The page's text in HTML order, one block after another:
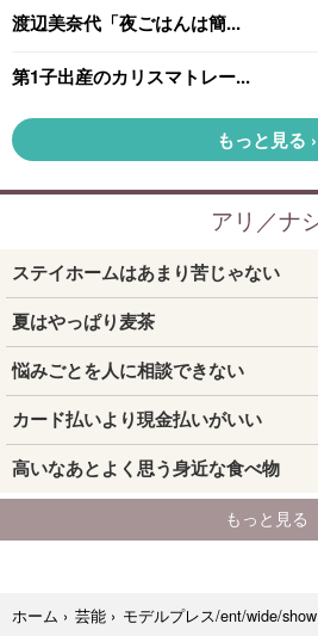
ホーム › 芸能 › モデルプレス/ent/wide/show